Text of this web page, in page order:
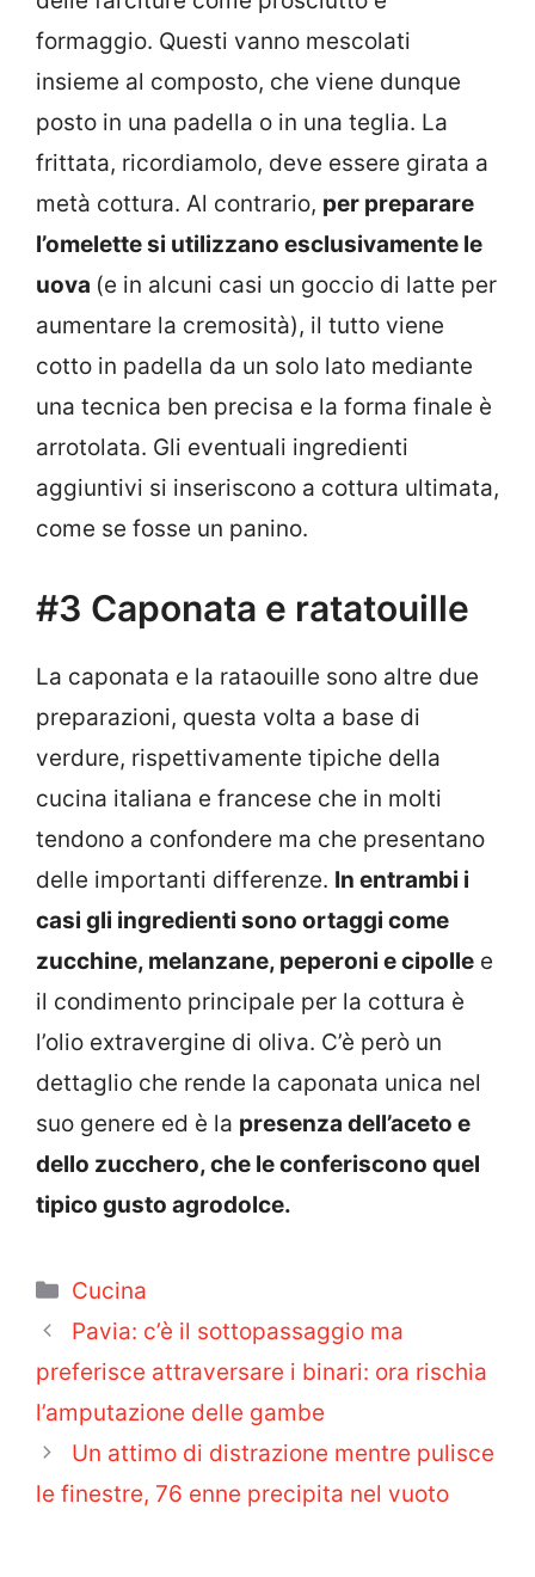
formaggio. Questi vanno mescolati
insieme al composto, che viene dunque
posto in una padella o in una teglia. La
frittata, ricordiamolo, deve essere girata a
metà cottura. Al contrario, per preparare
l’omelette si utilizzano esclusivamente le
uova (e in alcuni casi un goccio di latte per
aumentare la cremosità), il tutto viene
cotto in padella da un solo lato mediante
una tecnica ben precisa e la forma finale è
arrotolata. Gli eventuali ingredienti
aggiuntivi si inseriscono a cottura ultimata,
come se fosse un panino.
#3 Caponata e ratatouille
La caponata e la rataouille sono altre due
preparazioni, questa volta a base di
verdure, rispettivamente tipiche della
cucina italiana e francese che in molti
tendono a confondere ma che presentano
delle importanti differenze. In entrambi i
casi gli ingredienti sono ortaggi come
zucchine, melanzane, peperoni e cipolle e
il condimento principale per la cottura è
l’olio extravergine di oliva. C’è però un
dettaglio che rende la caponata unica nel
suo genere ed è la presenza dell’aceto e
dello zucchero, che le conferiscono quel
tipico gusto agrodolce.
Categorie
Cucina
Pavia: c’è il sottopassaggio ma
preferisce attraversare i binari: ora rischia
l’amputazione delle gambe
Un attimo di distrazione mentre pulisce
le finestre, 76 enne precipita nel vuoto